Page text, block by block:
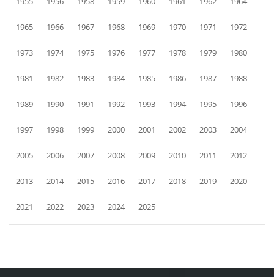
1965 1966 1967 1968 1969 1970 1971 1972
1973 1974 1975 1976 1977 1978 1979 1980
1981 1982 1983 1984 1985 1986 1987 1988
1989 1990 1991 1992 1993 1994 1995 1996
1997 1998 1999 2000 2001 2002 2003 2004
2005 2006 2007 2008 2009 2010 2011 2012
2013 2014 2015 2016 2017 2018 2019 2020
2021 2022 2023 2024 2025